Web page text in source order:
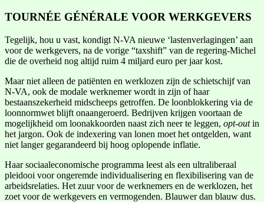
TOURNÉE GÉNÉRALE VOOR WERKGEVERS
Tegelijk, hou u vast, kondigt N-VA nieuwe ‘lastenverlagingen’ aan
voor de werkgevers, na de vorige “taxshift” van de regering-Michel
die de overheid nog altijd ruim 4 miljard euro per jaar kost.
Maar niet alleen de patiënten en werklozen zijn de schietschijf van
N-VA, ook de modale werknemer wordt in zijn of haar
bestaanszekerheid midscheeps getroffen. De loonblokkering via de
loonnormwet blijft onaangeroerd. Bedrijven krijgen voortaan de
mogelijkheid om loonakkoorden naast zich neer te leggen, opt-outin
het jargon. Ook de indexering van lonen moet het ontgelden, want
niet langer gegarandeerd bij hoog oplopende inflatie.
Haar sociaaleconomische programma leest als een ultraliberaal
pleidooi voor ongeremde individualisering en flexibilisering van de
arbeidsrelaties. Het zuur voor de werknemers en de werklozen, het
zoet voor de werkgevers en vermogenden. Blauwer dan blauw dus.